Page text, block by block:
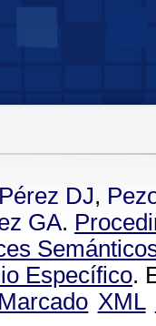
Pérez DJ,
GA.
Específico.
Marcado XML